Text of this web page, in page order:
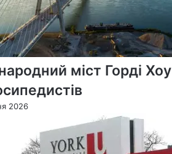
міст Горді
2026